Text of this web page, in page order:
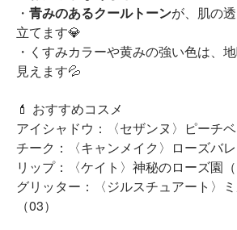
・ 青みのあるクールトーンが、肌の
立てます💎
・くすみカラーや黄みの強い色は、
見えます💦
💄 おすすめコスメ
アイシャドウ：〈セザンヌ〉ピーチベ
チーク：〈キャンメイク〉ローズバレ
リップ：〈ケイト〉神秘のローズ園（
グリッター：〈ジルスチュアート〉
（03）